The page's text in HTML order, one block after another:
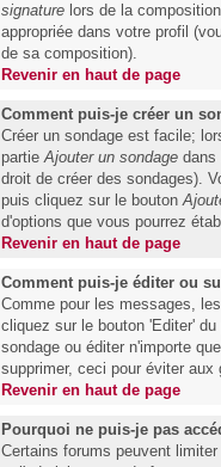
signature lors de la
appropriée dans votre profil
de sa composition).
Revenir en haut de page
Comment puis-je créer un
Créer un sondage est facile;
partieAjouter un sondage dans
droit de créer des sondages).
puis cliquez sur le bouton
d'options que vous pourrez
Revenir en haut de page
Comment puis-je éditer ou
Comme pour les messages,
cliquez sur le bouton 'Editer'
sondage ou éditer n'importe
supprimer, ceci pour éviter
Revenir en haut de page
Pourquoi ne puis-je pas
Certains forums peuvent